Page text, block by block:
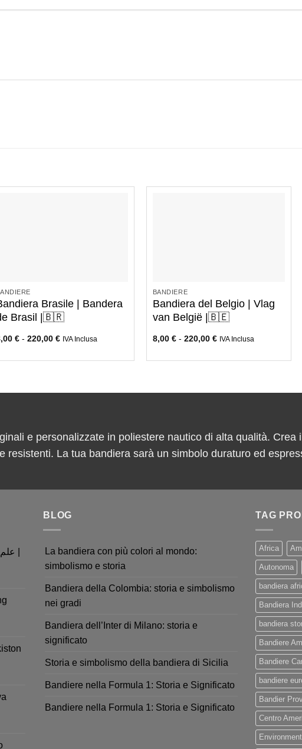
Brasile | Bandera
Brasil |🇧🇷
€ - 220,00 € IVA Inclusa
BANDIERE
Bandiera del Belgio | Vlag
van België |🇧🇪
8,00 € - 220,00 € IVA Inclusa
e personalizzate in poliestere nautico di alta qualità. Crea
resistenti. La tua bandiera sarà un simbolo duraturo ed
BLOG
La bandiera con più colori al mondo:
simbolismo e storia
Bandiera della Colombia: storia e simbolismo
nei gradi
Bandiera dell’Inter di Milano: storia e
significato
Storia e simbolismo della bandiera di Sicilia
Bandiere nella Formula 1: Storia e Significato
Bandiere nella Formula 1: Storia e Significato
TAG
Africa
Autonoma
bandiera
Bandiera
bandiera
Bandiere
Bandiere
bandiere
Bandier
Centro